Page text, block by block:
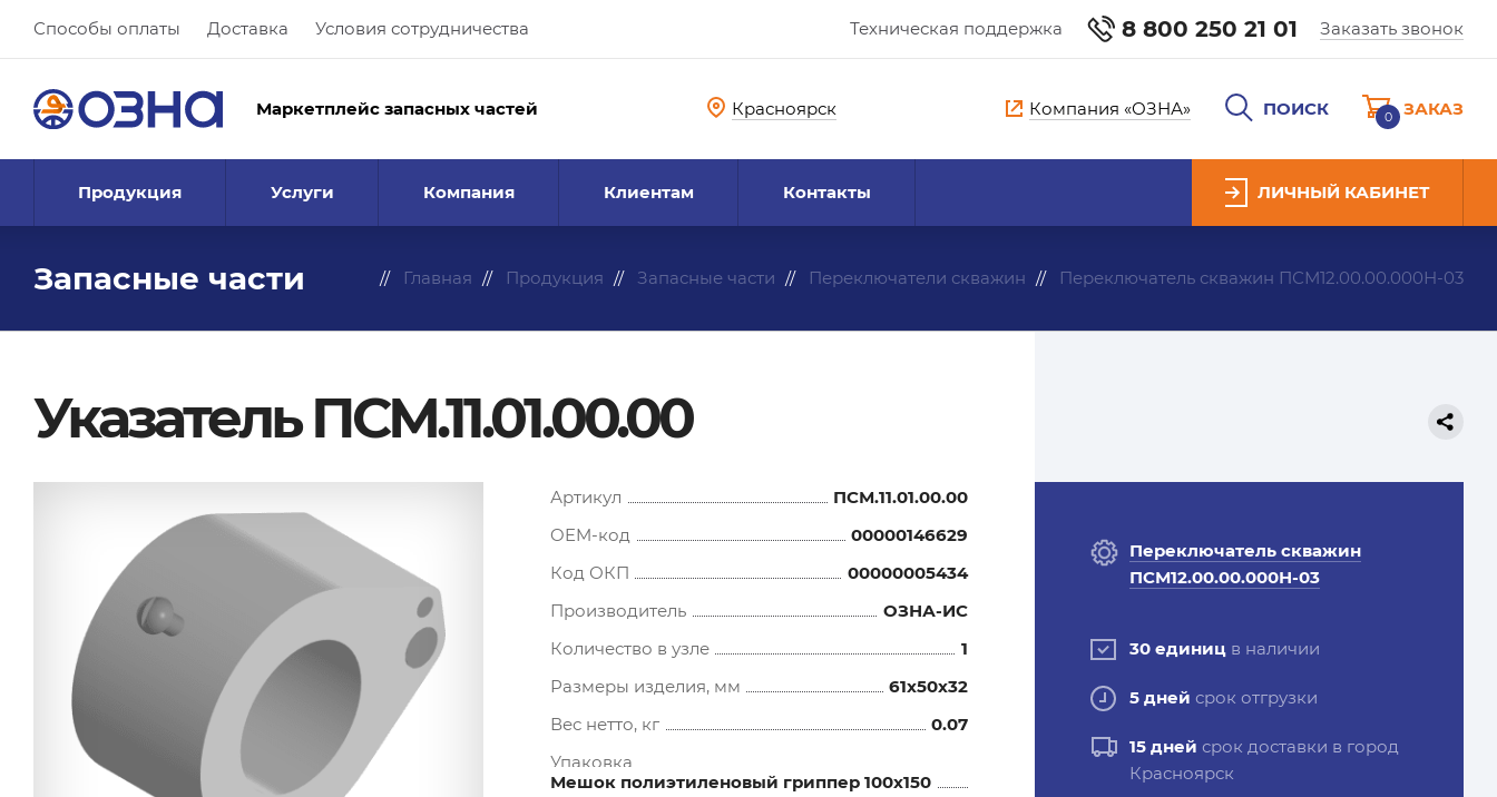
Способы оплаты Доставка Условия сотрудничества Техническая поддержка 8 800 250 21 01 Заказать звонок
Маркетплейс запасных частей Красноярск Компания «ОЗНА» ПОИСК 0 ЗАКАЗ
Продукция Услуги Компания Клиентам Контакты ЛИЧНЫЙ КАБИНЕТ
Запасные части Главная Продукция Запасные части Переключатели скважин Переключатель скважин ПСМ12.00.00.000Н-03
Указатель ПСМ.11.01.00.00
Артикул
ПСМ.11.01.00.00
OEM-код
00000146629
Код ОКП
00000005434
Производитель
ОЗНА-ИС
Количество в узле
1
Размеры изделия, мм
61x50x32
Вес нетто, кг
0.07
Упаковка
Мешок полиэтиленовый гриппер 100х150
Переключатель скважин
ПСМ12.00.00.000Н-03
30 единиц в наличии
5 дней срок отгрузки
15 дней срок доставки в город
Красноярск